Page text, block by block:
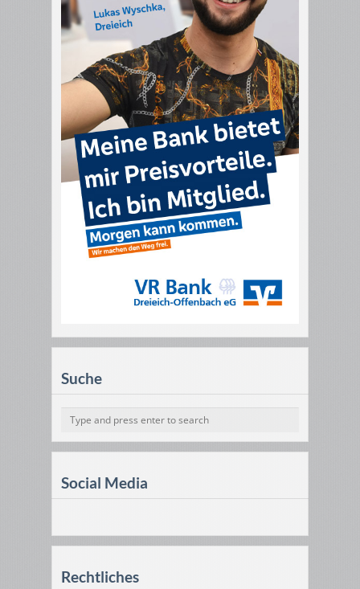
Suche
Social Media
Rechtliches